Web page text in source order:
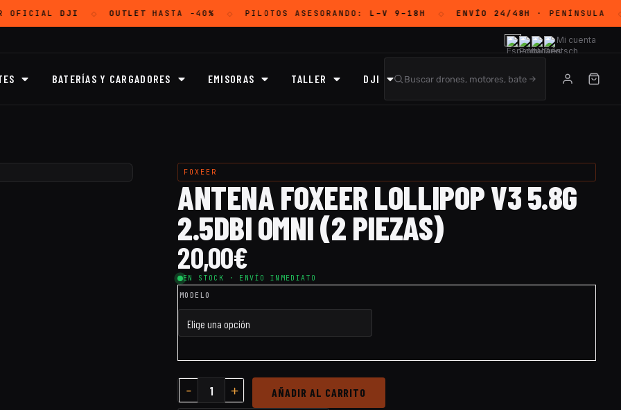
OFICIAL DJI OUTLET HASTA -40% PILOTOS ASESORANDO: L–V 9–18H ENVÍO 24/48H· PENÍNSULA
Mi cuenta
BATERÍAS Y CARGADORES EMISORAS TALLER DJI
FOXEER
ANTENA FOXEER LOLLIPOP V3 5.8G
2.5DBI OMNI (2 PIEZAS)
20,00€
EN STOCK · ENVÍO INMEDIATO
MODELO
AÑADIR AL CARRITO